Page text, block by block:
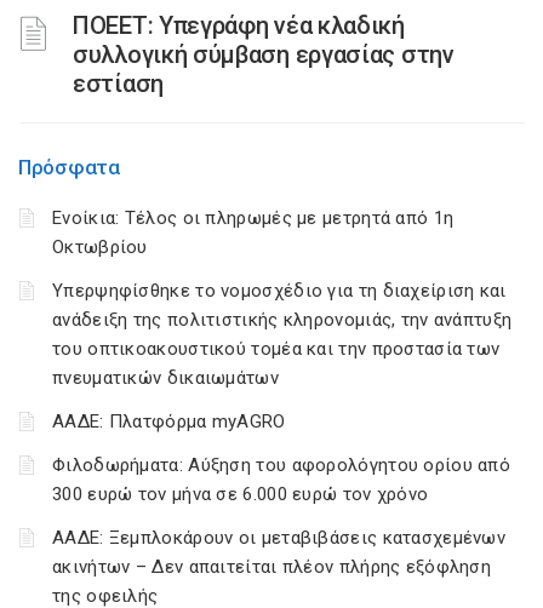
ΠΟΕΕΤ: Υπεγράφη νέα κλαδική
συλλογική σύμβαση εργασίας στην
εστίαση
Πρόσφατα
Ενοίκια: Τέλος οι πληρωμές με μετρητά από 1η
Οκτωβρίου
Υπερψηφίσθηκε το νομοσχέδιο για τη διαχείριση και
ανάδειξη της πολιτιστικής κληρονομιάς, την ανάπτυξη
του οπτικοακουστικού τομέα και την προστασία των
πνευματικών δικαιωμάτων
ΑΑΔΕ: Πλατφόρμα myAGRO
Φιλοδωρήματα: Αύξηση του αφορολόγητου ορίου από
300 ευρώ τον μήνα σε 6.000 ευρώ τον χρόνο
ΑΑΔΕ: Ξεμπλοκάρουν οι μεταβιβάσεις κατασχεμένων
ακινήτων – Δεν απαιτείται πλέον πλήρης εξόφληση
της οφειλής